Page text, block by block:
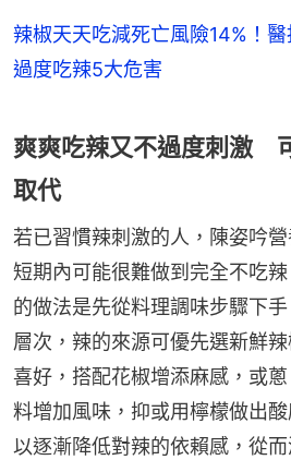
辣椒天天吃減死亡風險14%！
過度吃辣5大危害
爽爽吃辣又不過度刺激
取代
若已習慣辣刺激的人，陳姿吟
短期內可能很難做到完全不吃
的做法是先從料理調味步驟下
層次，辣的來源可優先選新鮮
喜好，搭配花椒增添麻感，或
料增加風味，抑或用檸檬做出酸
以逐漸降低對辣的依賴感，從